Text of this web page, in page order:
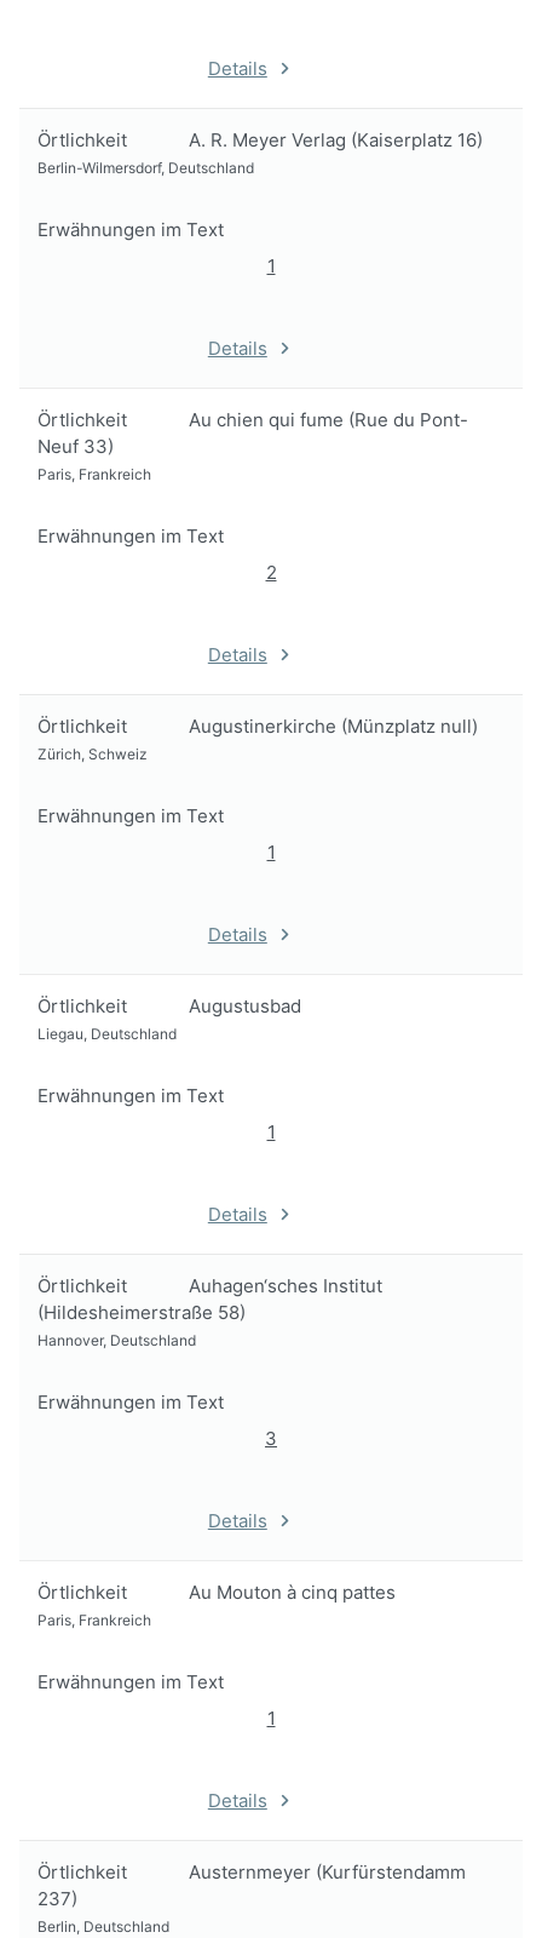
Details
Örtlichkeit A. R. Meyer Verlag (Kaiserplatz 16)
Berlin-Wilmersdorf, Deutschland
Erwähnungen im Text
1
Details
Örtlichkeit
Au chien qui fume (Rue du Pont-
Neuf 33)
Paris, Frankreich
Erwähnungen im Text
2
Details
Örtlichkeit Augustinerkirche (Münzplatz null)
Zürich, Schweiz
Erwähnungen im Text
1
Details
Örtlichkeit Augustusbad
Liegau, Deutschland
Erwähnungen im Text
1
Details
Örtlichkeit
Auhagen‘sches Institut
(Hildesheimerstraße 58)
Hannover, Deutschland
Erwähnungen im Text
3
Details
Örtlichkeit Au Mouton à cinq pattes
Paris, Frankreich
Erwähnungen im Text
1
Details
Örtlichkeit
Austernmeyer (Kurfürstendamm
237)
Berlin, Deutschland